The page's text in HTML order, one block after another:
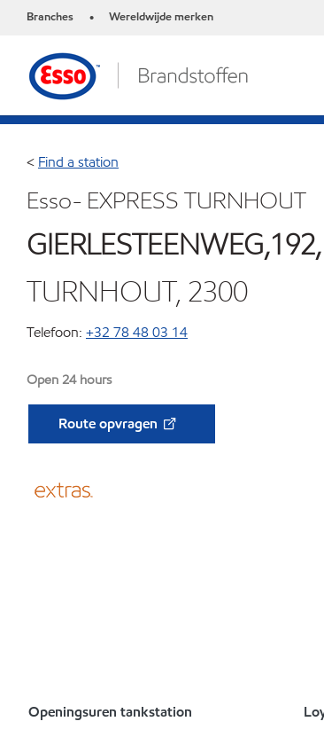
Branches • Wereldwijde merken
< Find a station
Esso- EXPRESS TURNHOUT
GIERLESTEENWEG,192,
TURNHOUT, 2300
Telefoon: +32 78 48 03 14
Open 24 hours
Route opvragen
Openingsuren tankstation